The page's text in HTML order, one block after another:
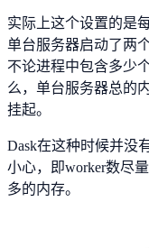
实际上这个设置的是
单台服务器启动了两
不论进程中包含多少
么，单台服务器总的
挂起。
Dask在这种时候并没
小心，即worker数尽
多的内存。